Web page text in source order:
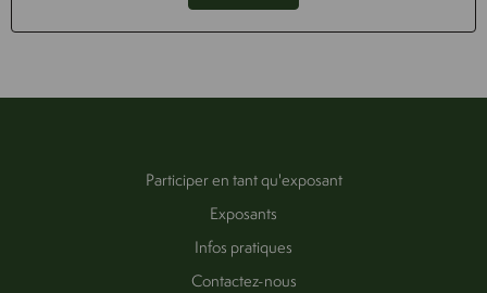
Participer en tant qu'exposant
Exposants
Infos pratiques
Contactez-nous